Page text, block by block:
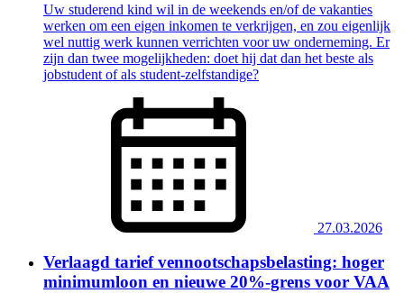
Uw studerend kind wil in de weekends en/of de vakanties
werken om een eigen inkomen te verkrijgen, en zou eigenlijk
wel nuttig werk kunnen verrichten voor uw onderneming. Er
zijn dan twee mogelijkheden: doet hij dat dan het beste als
jobstudent of als student-zelfstandige?
27.03.2026
Verlaagd tarief vennootschapsbelasting: hoger
minimumloon en nieuwe 20%-grens voor VAA